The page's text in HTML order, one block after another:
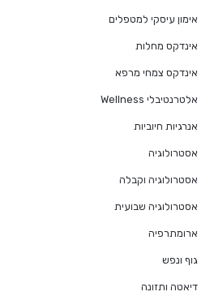
אימון עיסקי למטפלים
אינדקס מחלות
אינדקס צמחי מרפא
אלטרנטיבלי Wellness
אנרגיות חיוביות
אסטרולוגיה
אסטרולוגיה וקבלה
אסטרולוגיה שבועית
ארומתרפיה
גוף ונפש
דיאטה ותזונה